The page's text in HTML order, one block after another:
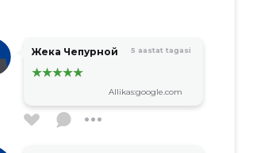
Жека Чепурной 5 aastat tagasi
Allikas:google.com